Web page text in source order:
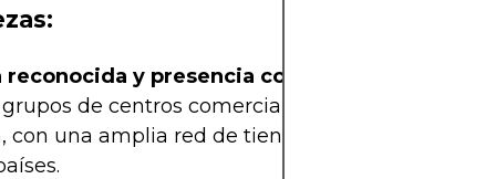
reconocida y presencia consolidada:
de centros comerciales más destacados
con una amplia red de tiendas y servicios en